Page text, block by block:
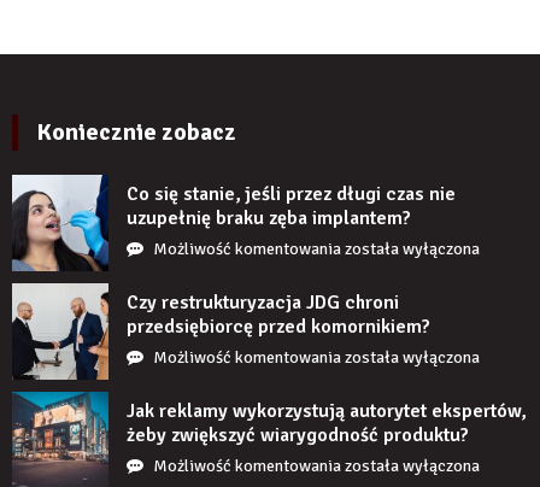
zamontowaniu?
Koniecznie zobacz
Co się stanie, jeśli przez długi czas nie
uzupełnię braku zęba implantem?
Możliwość komentowaniaCo
stanie,
jeśli
przez
czas
nie
uzupełnię
braku
została wyłączona
Czy restrukturyzacja JDG chroni
przedsiębiorcę przed komornikiem?
Możliwość komentowaniaCzy
JDG
chroni
przedsiębiorcę
została wyłączona
Jak reklamy wykorzystują autorytet ekspertów,
żeby zwiększyć wiarygodność produktu?
Możliwość komentowaniaJak
została wyłączona